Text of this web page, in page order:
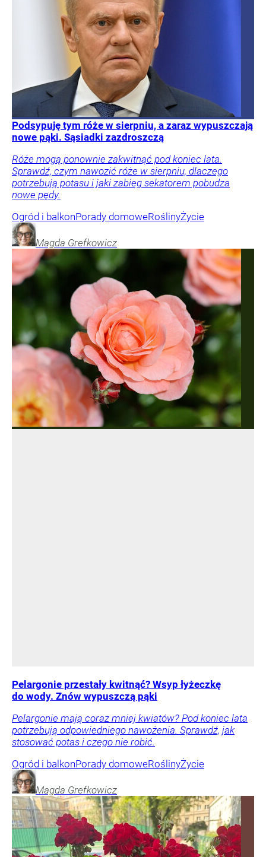
Podsypuję tym róże w sierpniu, a zaraz wypuszczają
nowe pąki. Sąsiadki zazdroszczą
Róże mogą ponownie zakwitnąć pod koniec lata.
Sprawdź, czym nawozić róże w sierpniu, dlaczego
potrzebują potasu i jaki zabieg sekatorem pobudza
nowe pędy.
Ogród i balkonPorady domoweRoślinyŻycie
Magda Grefkowicz
Pelargonie przestały kwitnąć? Wsyp łyżeczkę
do wody. Znów wypuszczą pąki
Pelargonie mają coraz mniej kwiatów? Pod koniec lata
potrzebują odpowiedniego nawożenia. Sprawdź, jak
stosować potas i czego nie robić.
Ogród i balkonPorady domoweRoślinyŻycie
Magda Grefkowicz